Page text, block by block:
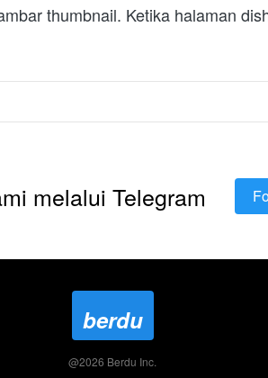
thumbnail. Ketika halaman
melalui Telegram `
berdu
@2026 Berdu Inc.